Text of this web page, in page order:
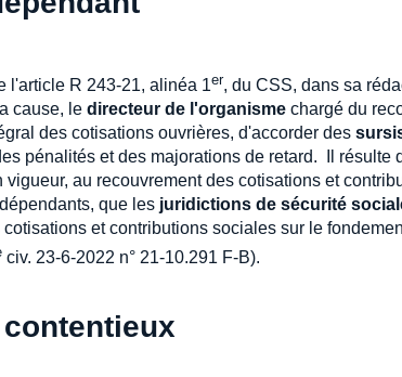
l'article R 243-21, alinéa 1er, du CSS, dans sa
cause, le directeur de l'organisme chargé du
des cotisations ouvrières, d'accorder des
pénalités et des majorations de retard. Il
vigueur, au recouvrement des cotisations et
que les juridictions de sécurité
cotisations et contributions sociales sur le
civ. 23-6-2022 n° 21-10.291 F-B).